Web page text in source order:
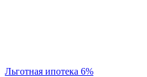
Льготная ипотека 6%